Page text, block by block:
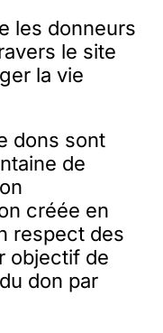
les donneurs
le site
la vie
dons sont
de
créée en
respect des
objectif de
don par